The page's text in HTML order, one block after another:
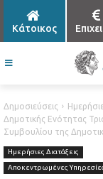
Κάτοικος
Δημοσιεύσεις
Δημοτικής Ενότητας
Συμβουλίου της
Ημερήσιες Διατάξεις
Αποκεντρωμένες